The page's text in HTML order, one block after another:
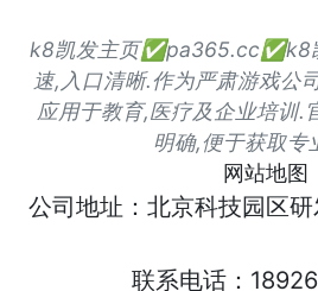
k8凯发主页✅pa365.cc✅k8
速,入口清晰.作为严肃游戏公
应用于教育,医疗及企业培训.
明确,便于获取专
网站地图
公司地址：北京科技园区
联系电话：